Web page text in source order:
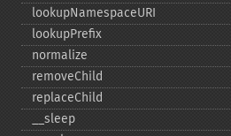
lookupNamespaceURI
lookupPrefix
normalize
removeChild
replaceChild
_​_​sleep